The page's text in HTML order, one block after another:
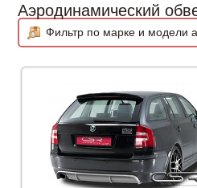
Аэродинамический
Фильтр по марке и модели